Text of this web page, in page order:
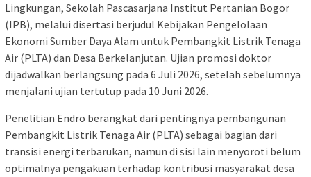
Lingkungan, Sekolah Pascasarjana Institut Pertanian Bogor
(IPB), melalui disertasi berjudul Kebijakan Pengelolaan
Ekonomi Sumber Daya Alam untuk Pembangkit Listrik Tenaga
Air (PLTA) dan Desa Berkelanjutan. Ujian promosi doktor
dijadwalkan berlangsung pada 6 Juli 2026, setelah sebelumnya
menjalani ujian tertutup pada 10 Juni 2026.
Penelitian Endro berangkat dari pentingnya pembangunan
Pembangkit Listrik Tenaga Air (PLTA) sebagai bagian dari
transisi energi terbarukan, namun di sisi lain menyoroti belum
optimalnya pengakuan terhadap kontribusi masyarakat desa